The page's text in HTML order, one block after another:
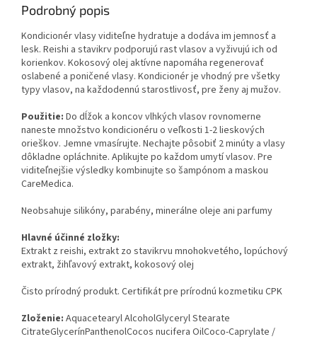
Podrobný popis
Kondicionér vlasy viditeľne hydratuje a dodáva im jemnosť a
lesk. Reishi a stavikrv podporujú rast vlasov a vyživujú ich od
korienkov. Kokosový olej aktívne napomáha regenerovať
oslabené a poničené vlasy. Kondicionér je vhodný pre všetky
typy vlasov, na každodennú starostlivosť, pre ženy aj mužov.
Použitie: Do dĺžok a koncov vlhkých vlasov rovnomerne
naneste množstvo kondicionéru o veľkosti 1-2 lieskových
orieškov. Jemne vmasírujte. Nechajte pôsobiť 2 minúty a vlasy
dôkladne opláchnite. Aplikujte po každom umytí vlasov. Pre
viditeľnejšie výsledky kombinujte so šampónom a maskou
CareMedica.
Neobsahuje silikóny, parabény, minerálne oleje ani parfumy
Hlavné účinné zložky:
Extrakt z reishi, extrakt zo stavikrvu mnohokvetého, lopúchový
extrakt, žihľavový extrakt, kokosový olej
Čisto prírodný produkt. Certifikát pre prírodnú kozmetiku CPK
Zloženie: Aquacetearyl AlcoholGlyceryl Stearate
CitrateGlycerínPanthenolCocos nucifera OilCoco-Caprylate /